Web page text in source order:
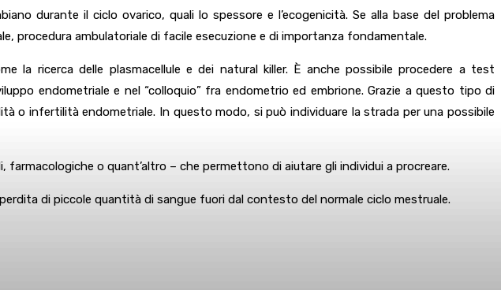
durante il ciclo ovarico, quali lo spessore e l’ecogenicità. Se alla base del problema
procedura ambulatoriale di facile esecuzione e di importanza fondamentale.
la ricerca delle plasmacellule e dei natural killer. È anche possibile procedere a test
endometriale e nel “colloquio” fra endometrio ed embrione. Grazie a questo tipo di
o infertilità endometriale. In questo modo, si può individuare la strada per una possibile
o quant’altro – che permettono di aiutare gli individui a procreare.
di piccole quantità di sangue fuori dal contesto del normale ciclo mestruale.